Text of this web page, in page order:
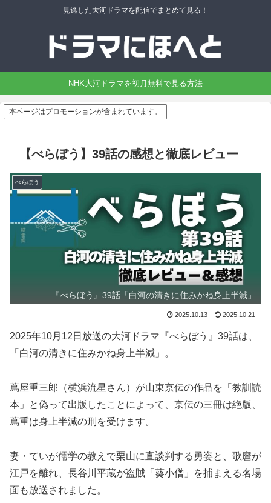
見逃した大河ドラマを配信でまとめて見る！
NHK大河ドラマを初月無料で見る方法
本ページはプロモーションが含まれています。
【べらぼう】39話の感想と徹底レビュー
べらぼう
『べらぼう』39話「白河の清きに住みかね身上半減」
2025.10.13 2025.10.21
2025年10月12日放送の大河ドラマ『べらぼう』39話は、
「白河の清きに住みかね身上半減」。
蔦屋重三郎（横浜流星さん）が山東京伝の作品を「教訓読
本」と偽って出版したことによって、京伝の三冊は絶版、
蔦重は身上半減の刑を受けます。
妻・ていが儒学の教えで栗山に直談判する勇姿と、歌麿が
江戸を離れ、長谷川平蔵が盗賊「葵小僧」を捕まえる名場
面も放送されました。